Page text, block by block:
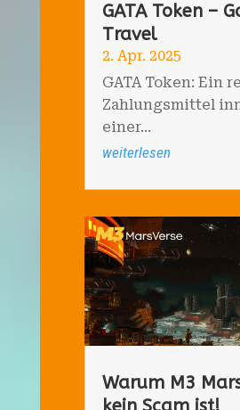
GATA Token –
Travel
2. Apr. 2025
GATA Token: Ein
Zahlungsmittel
einer...
weiterlesen
Warum M3